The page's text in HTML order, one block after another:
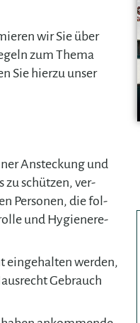
wir Sie über
zum Thema
Sie hierzu unser
An­steckung und
zu schützen, ver­
Per­sonen, die fol­
und Hygiene­re­
ein­gehalten werden,
Gebrauch